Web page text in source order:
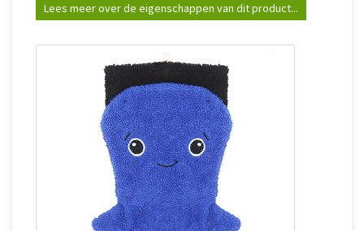
Lees meer over de eigenschappen van dit product...